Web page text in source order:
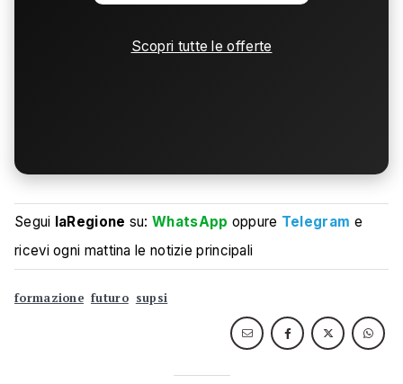
Scopri tutte le offerte
Segui laRegione su:WhatsApp oppure Telegram e
ricevi ogni mattina le notizie principali
formazione futuro supsi